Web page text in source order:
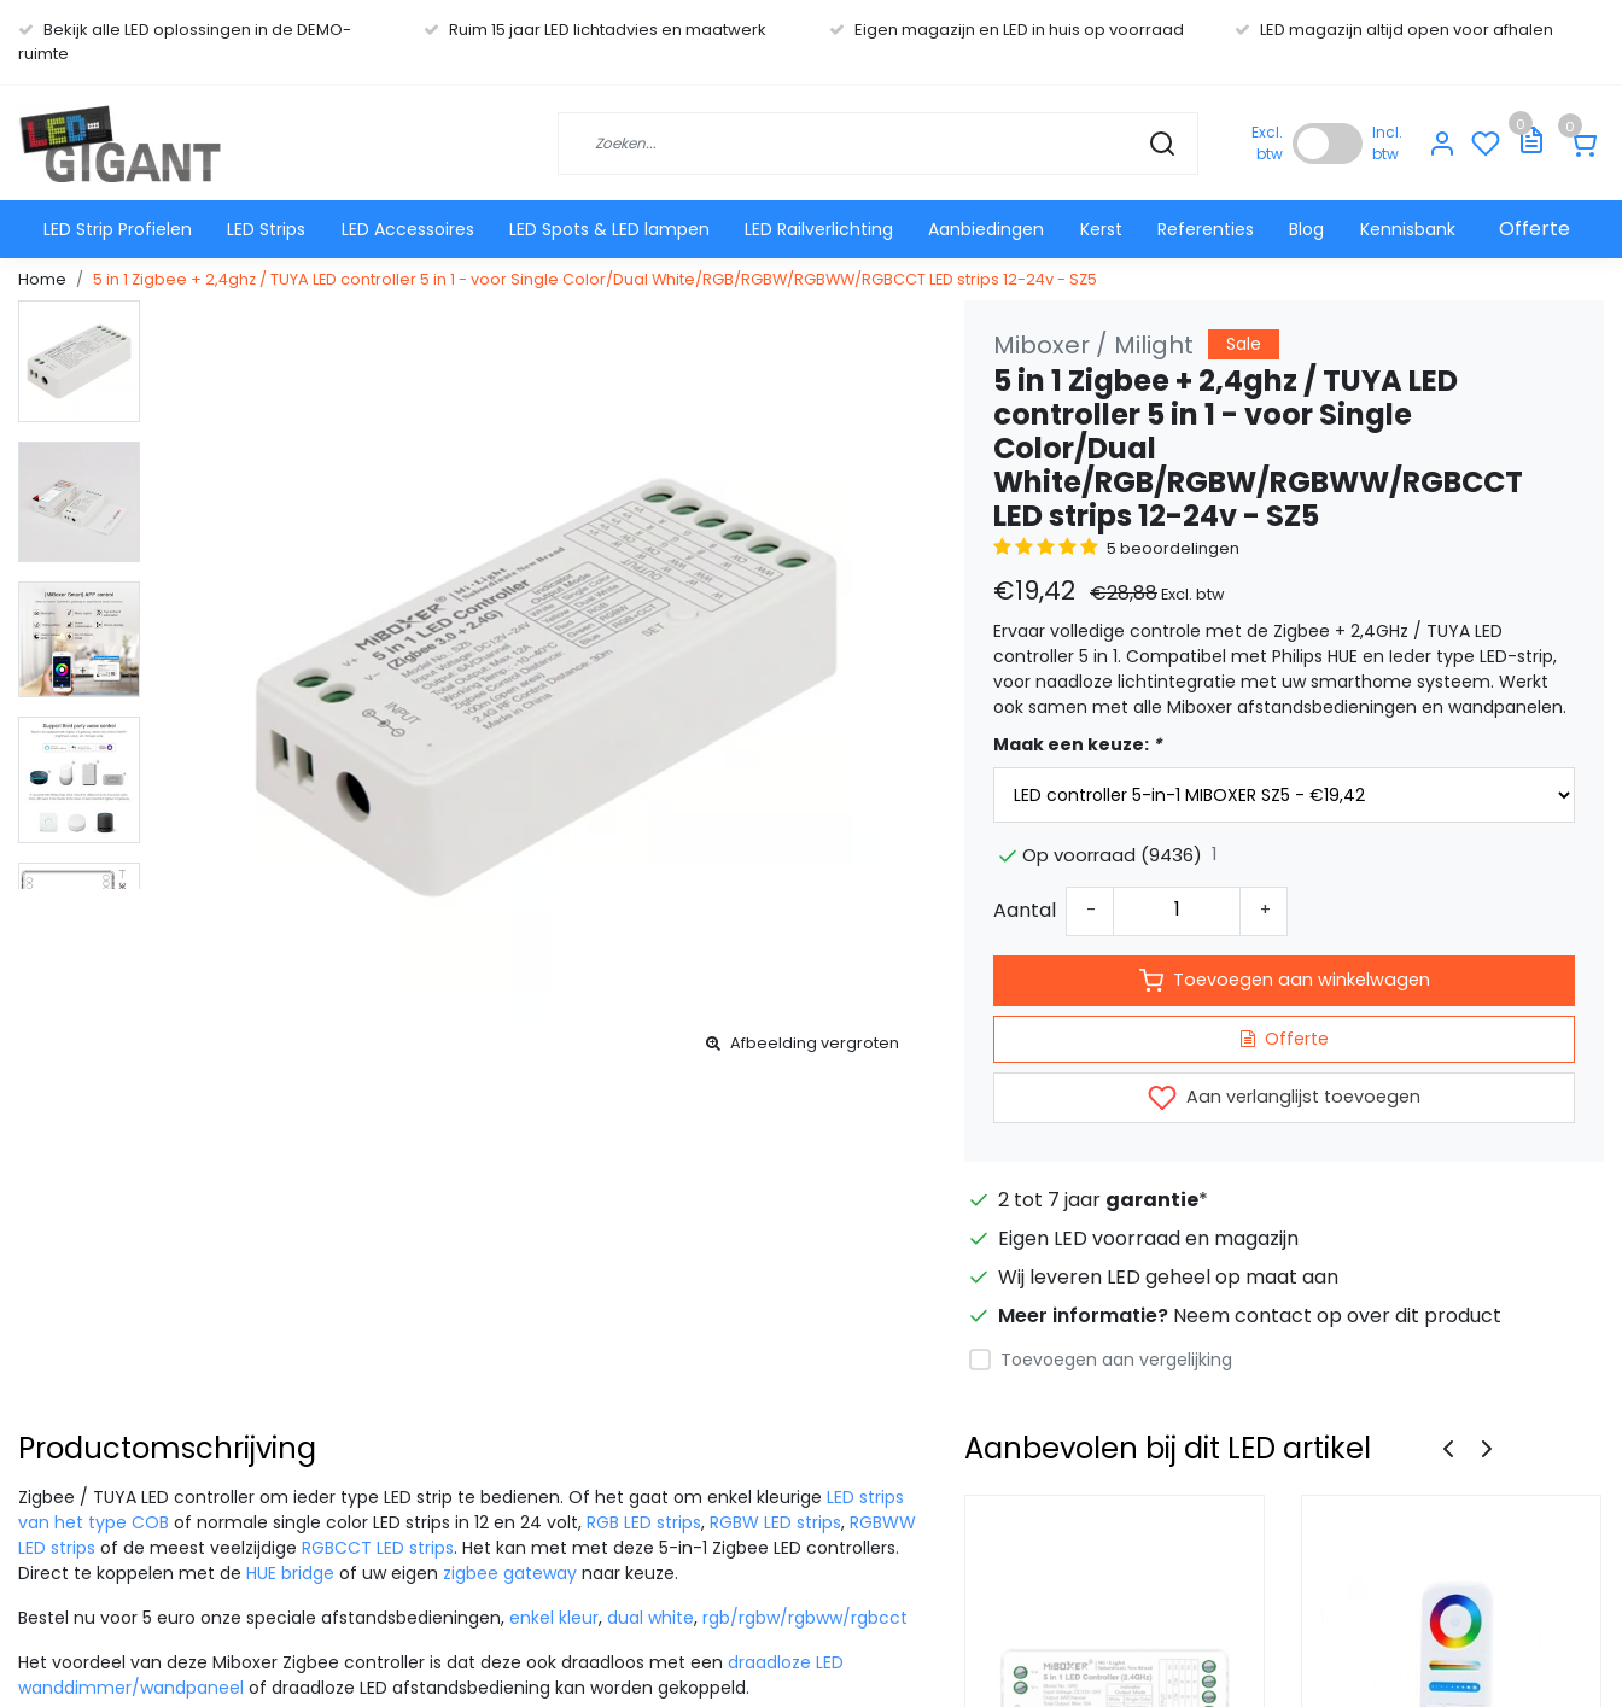
Bekijk alle LED oplossingen in de DEMO-
ruimte
Ruim 15 jaar LED lichtadvies en maatwerk Eigen magazijn en LED in huis op voorraad LED magazijn altijd open voor afhalen
Excl.
btw
Incl.
btw
0 0
LED Strip Profielen LED Strips LED Accessoires LED Spots & LED lampen LED Railverlichting Aanbiedingen Kerst Referenties Blog Kennisbank Offerte
Home 5 in 1 Zigbee + 2,4ghz / TUYA LED controller 5 in 1 - voor Single Color/Dual White/RGB/RGBW/RGBWW/RGBCCT LED strips 12-24v - SZ5
Afbeelding vergroten
Miboxer / Milight Sale
5 in 1 Zigbee + 2,4ghz / TUYA LED
controller 5 in 1 - voor Single
Color/Dual
White/RGB/RGBW/RGBWW/RGBCCT
LED strips 12-24v - SZ5
5 beoordelingen
€19,42 €28,88Excl. btw
Ervaar volledige controle met de Zigbee + 2,4GHz / TUYA LED
controller 5 in 1. Compatibel met Philips HUE en Ieder type LED-strip,
voor naadloze lichtintegratie met uw smarthome systeem. Werkt
ook samen met alle Miboxer afstandsbedieningen en wandpanelen.
Maak een keuze: *
Op voorraad (9436) 1
Aantal - +
Toevoegen aan winkelwagen
Offerte
Aan verlanglijst toevoegen
2 tot 7 jaar garantie*
Eigen LED voorraad en magazijn
Wij leveren LED geheel op maat aan
Meer informatie? Neem contact op over dit product
Toevoegen aan vergelijking
Productomschrijving
Zigbee / TUYA LED controller om ieder type LED strip te bedienen. Of het gaat om enkel kleurige LED strips
van het type COB of normale single color LED strips in 12 en 24 volt, RGB LED strips, RGBW LED strips, RGBWW
LED strips of de meest veelzijdige RGBCCT LED strips. Het kan met met deze 5-in-1 Zigbee LED controllers.
Direct te koppelen met de HUE bridge of uw eigen zigbee gateway naar keuze.
Bestel nu voor 5 euro onze speciale afstandsbedieningen, enkel kleur, dual white, rgb/rgbw/rgbww/rgbcct
Het voordeel van deze Miboxer Zigbee controller is dat deze ook draadloos met een draadloze LED
wanddimmer/wandpaneel of draadloze LED afstandsbediening kan worden gekoppeld.
Aanbevolen bij dit LED artikel